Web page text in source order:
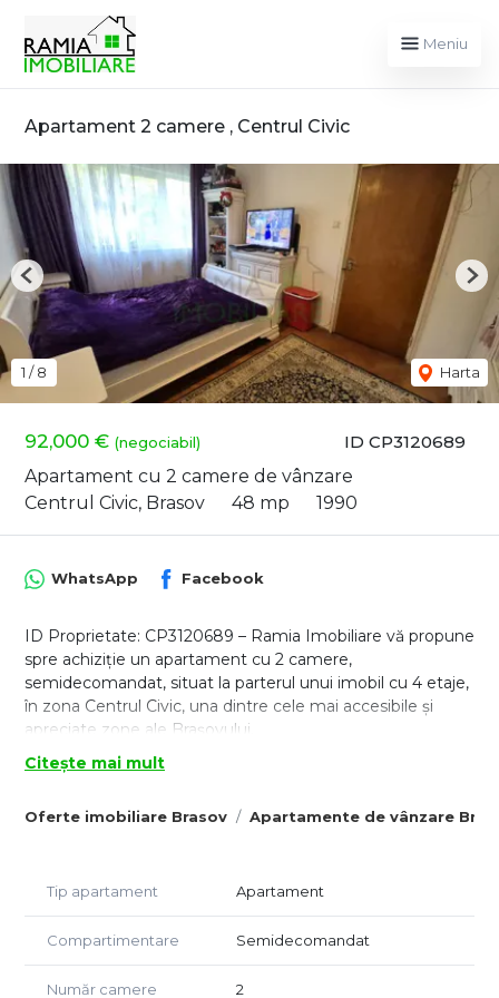
Meniu
Apartament 2 camere , Centrul Civic
ID CP3120689
92,000 € (negociabil)
Apartament cu 2 camere de vânzare
Centrul Civic, Brasov
48 mp 1990
1 /8 Harta
Previous
Oferte imobiliare Brasov Apartamente de vânzare
WhatsApp Facebook
ID Proprietate: CP3120689 – Ramia Imobiliare vă propune
spre achiziție un apartament cu 2 camere,
semidecomandat, situat la parterul unui imobil cu 4 etaje,
în zona Centrul Civic, una dintre cele mai accesibile și
apreciate zone ale Brașovului.
Centrul Civic oferă acces rapid către multiple puncte de
interes precum AFI Brașov, Gara Brașov, instituții,
transport și zone comerciale, fiind o locație potrivită atât
scară curată și vecinătate liniștită, fiind potrivită atât
pentru locuire proprie, cât și pentru investiție.
– Living
Citește mai mult
Tip apartament Apartament
Compartimentare Semidecomandat
Număr camere 2